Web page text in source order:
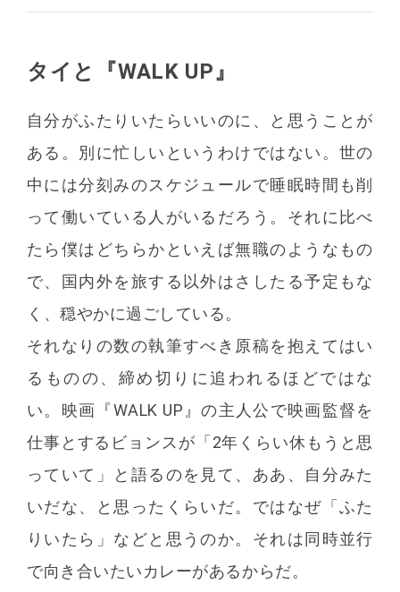
タイと『WALK UP』
自分がふたりいたらいいのに、と思うことが
ある。別に忙しいというわけではない。世の
中には分刻みのスケジュールで睡眠時間も削
って働いている人がいるだろう。それに比べ
たら僕はどちらかといえば無職のようなもの
で、国内外を旅する以外はさしたる予定もな
く、穏やかに過ごしている。
それなりの数の執筆すべき原稿を抱えてはい
るものの、締め切りに追われるほどではな
い。映画『WALK UP』の主人公で映画監督を
仕事とするビョンスが「2年くらい休もうと思
っていて」と語るのを見て、ああ、自分みた
いだな、と思ったくらいだ。ではなぜ「ふた
りいたら」などと思うのか。それは同時並行
で向き合いたいカレーがあるからだ。